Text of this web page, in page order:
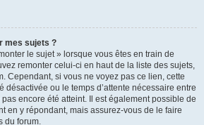
mes sujets ?
le sujet » lorsque vous êtes en train de
remonter celui-ci en haut de la liste des sujets,
Cependant, si vous ne voyez pas ce lien, cette
désactivée ou le temps d’attente nécessaire entre
pas encore été atteint. Il est également possible de
en y répondant, mais assurez-vous de le faire
du forum.